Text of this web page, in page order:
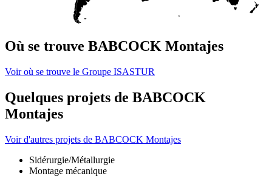
Où se trouve BABCOCK Montajes
Voir où se trouve le Groupe ISASTUR
Quelques projets de BABCOCK
Montajes
Voir d'autres projets de BABCOCK Montajes
Sidérurgie/Métallurgie
Montage mécanique